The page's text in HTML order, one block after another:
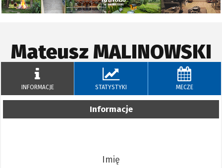
MateuszMALINOWSKI
INFORMACJE STATYSTYKI MECZE
Informacje
Imię